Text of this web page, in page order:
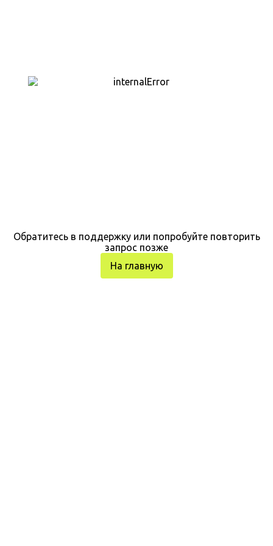
Обратитесь в поддержку или попробуйте повторить
запрос позже
На главную